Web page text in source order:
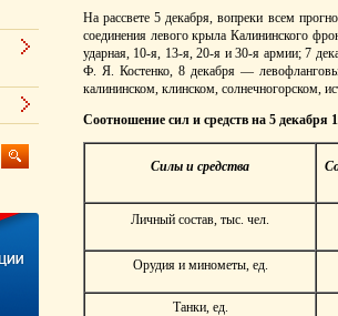
На рассвете 5 декабря, вопреки всем
соединения левого крыла Калининского
ударная, 10-я, 13-я, 20-я и 30-я армии; 7
Ф. Я. Костенко, 8 декабря —
калининском, клинском, солнечногорском,
Соотношение сил и средств на 5 декабря
Силы и средства
Личный состав, тыс. чел.
Орудия и минометы, ед.
Танки, ед.